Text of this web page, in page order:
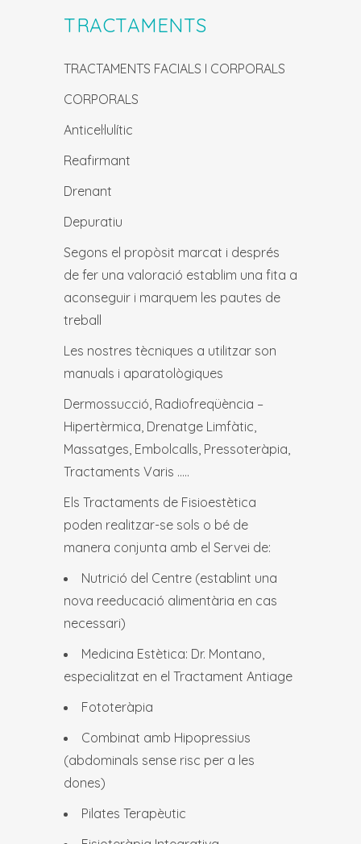
TRACTAMENTS
TRACTAMENTS FACIALS I CORPORALS
CORPORALS
Anticel·lulític
Reafirmant
Drenant
Depuratiu
Segons el propòsit marcat i després
de fer una valoració establim una fita a
aconseguir i marquem les pautes de
treball
Les nostres tècniques a utilitzar son
manuals i aparatològiques
Dermossucció, Radiofreqüència –
Hipertèrmica, Drenatge Limfàtic,
Massatges, Embolcalls, Pressoteràpia,
Tractaments Varis …..
Els Tractaments de Fisioestètica
poden realitzar-se sols o bé de
manera conjunta amb el Servei de:
Nutrició del Centre (establint una
nova reeducació alimentària en cas
necessari)
Medicina Estètica: Dr. Montano,
especialitzat en el Tractament Antiage
Fototeràpia
Combinat amb Hipopressius
(abdominals sense risc per a les
dones)
Pilates Terapèutic